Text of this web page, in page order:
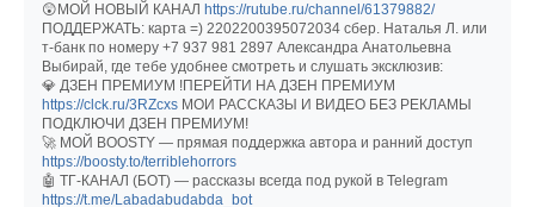
😲МОЙ НОВЫЙ КАНАЛ https://rutube.ru/channel/61379882/
ПОДДЕРЖАТЬ: карта =) 2202200395072034 сбер. Наталья Л. или
т-банк по номеру +7 937 981 2897 Александра Анатольевна
Выбирай, где тебе удобнее смотреть и слушать эксклюзив:
💎 ДЗЕН ПРЕМИУМ !ПЕРЕЙТИ НА ДЗЕН ПРЕМИУМ
https://clck.ru/3RZcxs МОИ РАССКАЗЫ И ВИДЕО БЕЗ РЕКЛАМЫ
ПОДКЛЮЧИ ДЗЕН ПРЕМИУМ!
🚀 МОЙ BOOSTY — прямая поддержка автора и ранний доступ
https://boosty.to/terriblehorrors
🤖 ТГ-КАНАЛ (БОТ) — рассказы всегда под рукой в Telegram
https://t.me/Labadabudabda_bot